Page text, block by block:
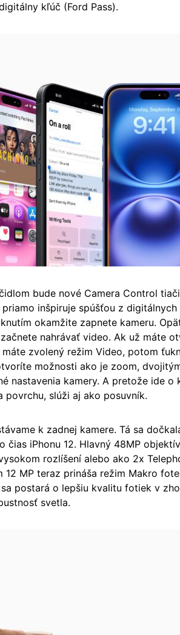
kľúč (Ford Pass).
bude nové Camera Control
priamo inšpiruje spúšťou z
okamžite zapnete kameru.
nahrávať video. Ak už máte
zvolený režim Video, potom
možnosti ako je zoom,
nastavenia kamery. A pretože ide
povrchu, slúži aj ako posuvník.
k zadnej kamere. Tá sa
čias iPhonu 12. Hlavný 48MP
rozlíšení alebo ako 2x
12 MP teraz prináša režim Makro
postará o lepšiu kvalitu fotiek v
svetla.